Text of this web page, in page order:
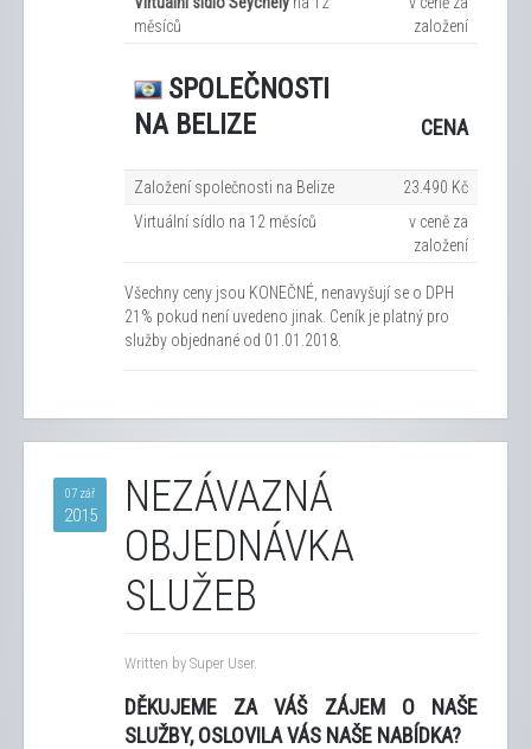
měsíců
založení
SPOLEČNOSTI
NA BELIZE
CENA
Založení společnosti na Belize
23.490 Kč
Virtuální sídlo na 12 měsíců
v ceně za
založení
Všechny ceny jsou KONEČNÉ, nenavyšují se o DPH
21% pokud není uvedeno jinak. Ceník je platný pro
služby objednané od 01.01.2018.
07 zář
2015
NEZÁVAZNÁ
OBJEDNÁVKA
SLUŽEB
Written by Super User.
DĚKUJEME ZA VÁŠ ZÁJEM O NAŠE
SLUŽBY, OSLOVILA VÁS NAŠE NABÍDKA?